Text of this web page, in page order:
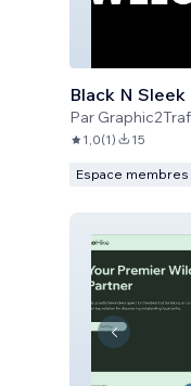
Black N Sleek
Par
1,0(1) 15
Espace membres